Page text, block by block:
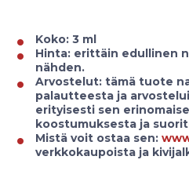
Koko: 3 ml
Hinta: erittäin edullinen
nähden.
Arvostelut: tämä tuote
palautteesta ja
erityisesti sen
koostumuksesta ja
Mistä voit ostaa sen:
verkkokaupoista ja